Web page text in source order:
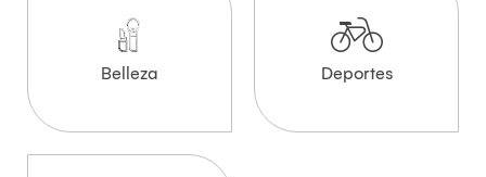
Belleza Deportes